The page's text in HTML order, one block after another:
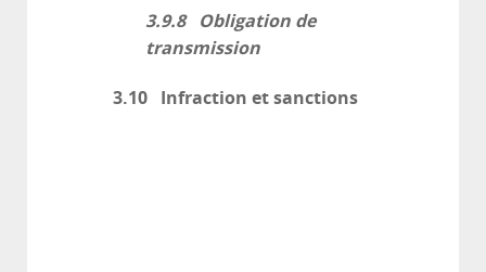
3.9.8 Obligation de
transmission
3.10 Infraction et sanctions